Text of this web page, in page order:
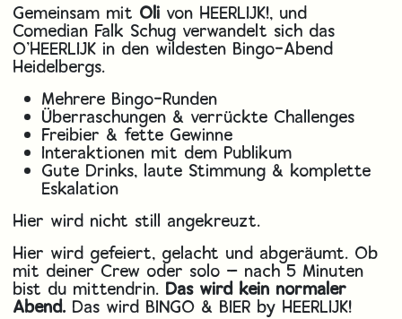
Gemeinsam mit Oli von HEERLIJK!, und
Comedian Falk Schug verwandelt sich das
O’HEERLIJK in den wildesten Bingo-Abend
Heidelbergs.
Mehrere Bingo-Runden
Überraschungen & verrückte Challenges
Freibier & fette Gewinne
Interaktionen mit dem Publikum
Gute Drinks, laute Stimmung & komplette
Eskalation
Hier wird nicht still angekreuzt.
Hier wird gefeiert, gelacht und abgeräumt. Ob
mit deiner Crew oder solo — nach 5 Minuten
bist du mittendrin. Das wird kein normaler
Abend. Das wird BINGO & BIER by HEERLIJK!